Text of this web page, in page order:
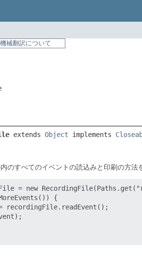
機械翻訳について
extends Object implements
のすべてのイベントの読込みと印刷の方法
= new
{
recordingFile.readEvent();